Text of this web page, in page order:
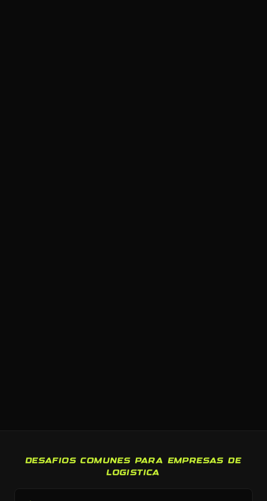
DESAFIOS COMUNES PARA EMPRESAS DE
LOGISTICA